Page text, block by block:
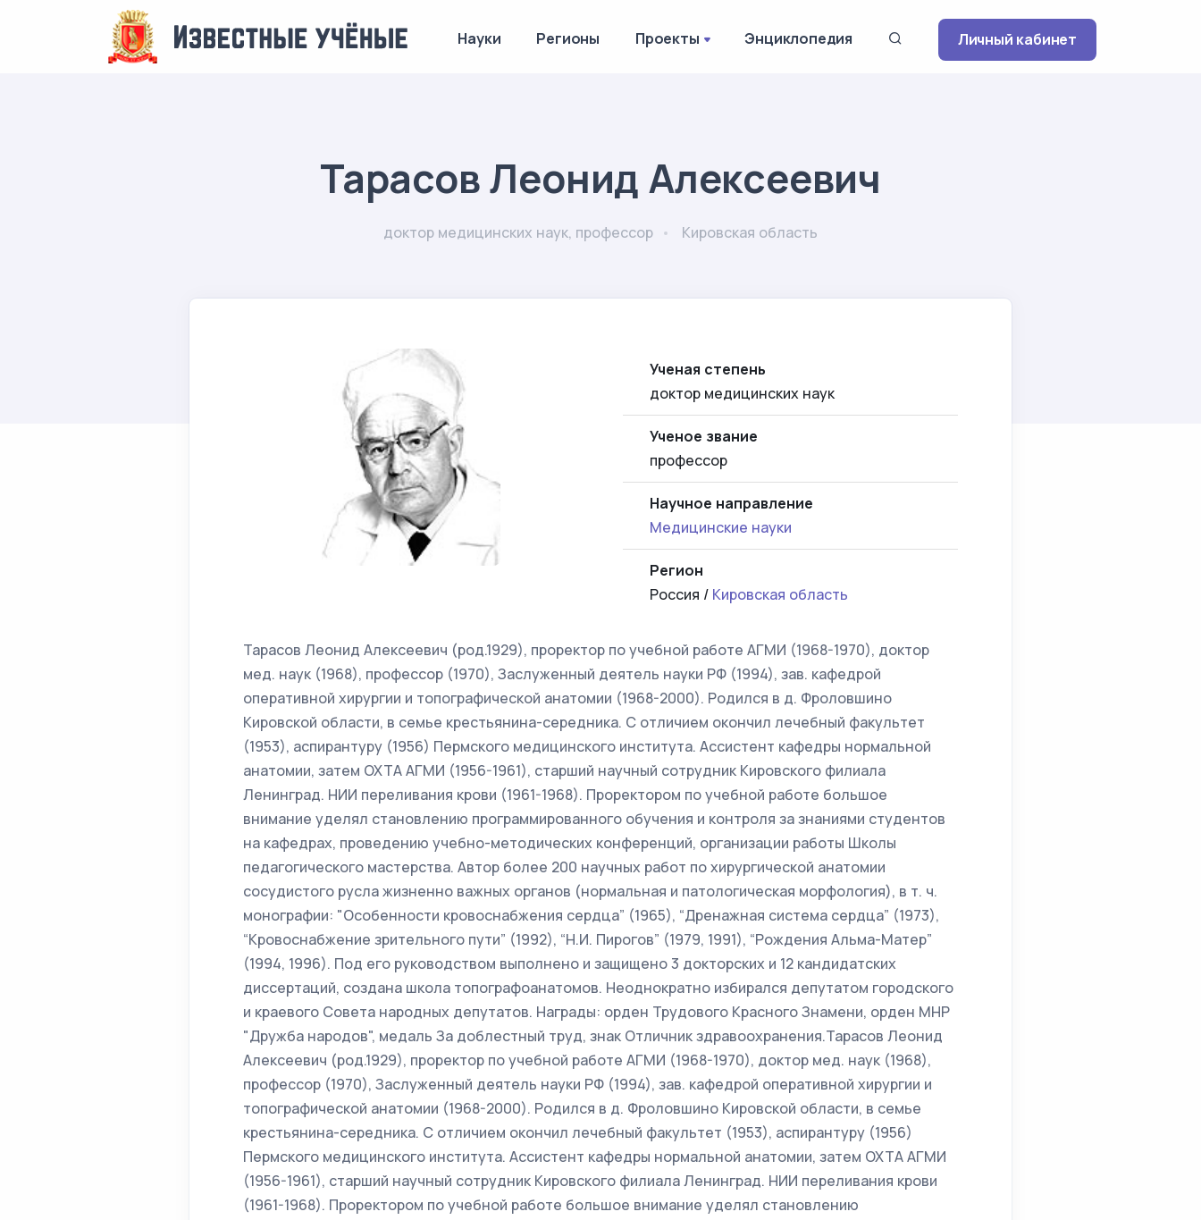
Науки Регионы Проекты Энциклопедия Личный кабинет
Тарасов Леонид Алексеевич
доктор медицинских наук, профессор Кировская область
Ученая степень
доктор медицинских наук
Ученое звание
профессор
Научное направление
Медицинские науки
Регион
Россия / Кировская область
Тарасов Леонид Алексеевич (род.1929), проректор по учебной работе АГМИ (1968-1970), доктор
мед. наук (1968), профессор (1970), Заслуженный деятель науки РФ (1994), зав. кафедрой
оперативной хирургии и топографической анатомии (1968-2000). Родился в д. Фроловшино
Кировской области, в семье крестьянина-середника. С отличием окончил лечебный факультет
(1953), аспирантуру (1956) Пермского медицинского института. Ассистент кафедры нормальной
анатомии, затем ОХТА АГМИ (1956-1961), старший научный сотрудник Кировского филиала
Ленинград. НИИ переливания крови (1961-1968). Проректором по учебной работе большое
внимание уделял становлению программированного обучения и контроля за знаниями студентов
на кафедрах, проведению учебно-методических конференций, организации работы Школы
педагогического мастерства. Автор более 200 научных работ по хирургической анатомии
сосудистого русла жизненно важных органов (нормальная и патологическая морфология), в т. ч.
монографии: "Особенности кровоснабжения сердца” (1965), “Дренажная система сердца” (1973),
“Кровоснабжение зрительного пути” (1992), “Н.И. Пирогов” (1979, 1991), “Рождения Альма-Матер”
(1994, 1996). Под его руководством выполнено и защищено 3 докторских и 12 кандидатских
диссертаций, создана школа топографоанатомов. Неоднократно избирался депутатом городского
и краевого Совета народных депутатов. Награды: орден Трудового Красного Знамени, орден МНР
"Дружба народов", медаль За доблестный труд, знак Отличник здравоохранения.Тарасов Леонид
Алексеевич (род.1929), проректор по учебной работе АГМИ (1968-1970), доктор мед. наук (1968),
профессор (1970), Заслуженный деятель науки РФ (1994), зав. кафедрой оперативной хирургии и
топографической анатомии (1968-2000). Родился в д. Фроловшино Кировской области, в семье
крестьянина-середника. С отличием окончил лечебный факультет (1953), аспирантуру (1956)
Пермского медицинского института. Ассистент кафедры нормальной анатомии, затем ОХТА АГМИ
(1956-1961), старший научный сотрудник Кировского филиала Ленинград. НИИ переливания крови
(1961-1968). Проректором по учебной работе большое внимание уделял становлению